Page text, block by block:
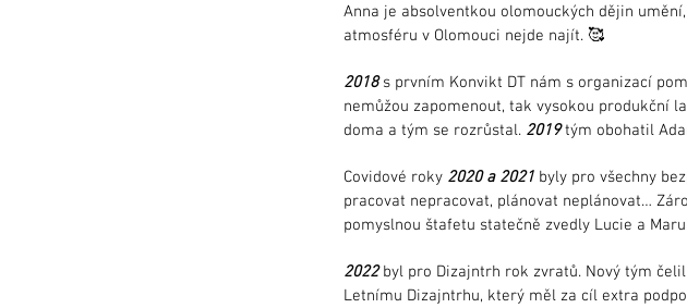
Anna je absolventkou olomouckých dějin
atmosféru v Olomouci nejde najít. 🥰
2018s prvním Konvikt DT nám s organizací
nemůžou zapomenout, tak vysokou produkční
doma a tým se rozrůstal. 2019tým obohatil
Covidové roky 2020 a 2021 byly pro všechny
pracovat nepracovat, plánovat neplánovat…
pomyslnou štafetu statečně zvedly Lucie a
2022byl pro Dizajntrh rok zvratů. Nový tým
Letnímu Dizajntrhu, který měl za cíl extra